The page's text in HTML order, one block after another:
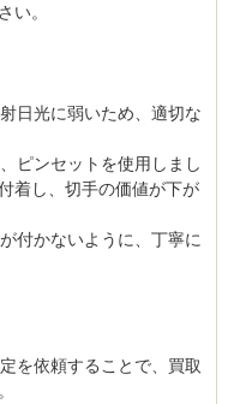
い。
日光に弱いため、適切な
ピンセットを使用しまし
着し、切手の価値が下が
付かないように、丁寧に
を依頼することで、買取